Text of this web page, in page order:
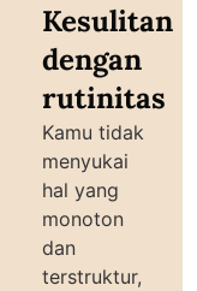
Kesulitan
dengan
rutinitas
Kamu tidak
menyukai
hal yang
monoton
dan
terstruktur,